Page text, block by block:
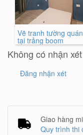
Vẽ tranh tường
tại trảng boom
Không có nhận
Đăng nhận xét
Giao hàng
Quy trình thi